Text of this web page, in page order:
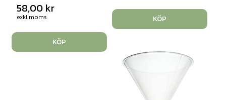
58,00 kr
exkl moms
KÖP
KÖP